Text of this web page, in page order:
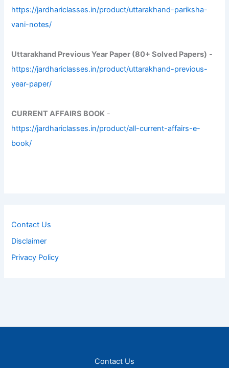
https://jardhariclasses.in/product/uttarakhand-pariksha-
vani-notes/
Uttarakhand Previous Year Paper (80+ Solved Papers) -
https://jardhariclasses.in/product/uttarakhand-previous-
year-paper/
CURRENT AFFAIRS BOOK -
https://jardhariclasses.in/product/all-current-affairs-e-
book/
Contact Us
Disclaimer
Privacy Policy
Contact Us